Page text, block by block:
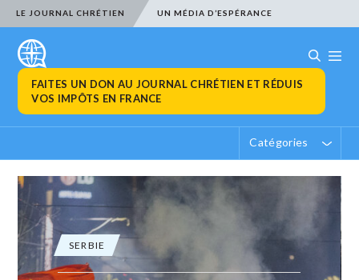
LE JOURNAL CHRÉTIEN UN MÉDIA D’ESPÉRANCE
FAITES UN DON AU JOURNAL CHRÉTIEN ET RÉDUIS
VOS IMPÔTS EN FRANCE
Catégories
SERBIE